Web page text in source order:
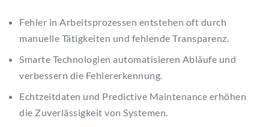
Fehler in Arbeitsprozessen entstehen oft durch
manuelle Tätigkeiten und fehlende Transparenz.
Smarte Technologien automatisieren Abläufe und
verbessern die Fehlererkennung.
Echtzeitdaten und Predictive Maintenance erhöhen
die Zuverlässigkeit von Systemen.